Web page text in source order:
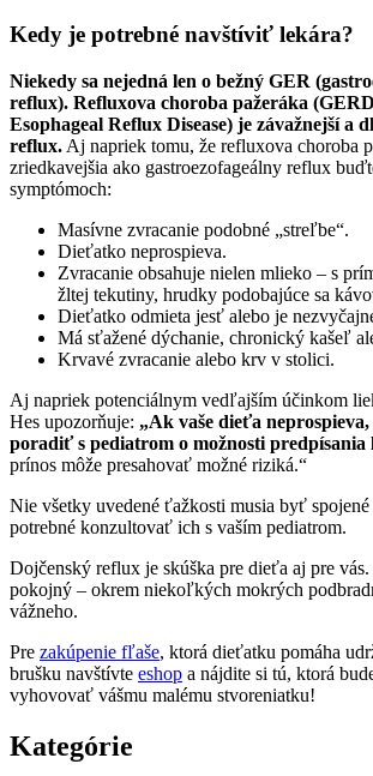
Kedy je potrebné navštíviť lekára?
Niekedy sa nejedná len o bežný GER
reflux). Refluxova choroba pažeráka
Esophageal Reflux Disease) je závažnejší a
reflux. Aj napriek tomu, že refluxova choroba
zriedkavejšia ako gastroezofageálny reflux
symptómoch:
Masívne zvracanie podobné „streľbe“.
Dieťatko neprospieva.
Zvracanie obsahuje nielen mlieko – s
žltej tekutiny, hrudky podobajúce sa
Dieťatko odmieta jesť alebo je
Má sťažené dýchanie, chronický kašeľ
Krvavé zvracanie alebo krv v stolici.
Aj napriek potenciálnym vedľajším účinkom
Hes upozorňuje: „Ak vaše dieťa neprospieva,
poradiť s pediatrom o možnosti predpísania
prínos môže presahovať možné riziká.“
Nie všetky uvedené ťažkosti musia byť
potrebné konzultovať ich s vaším pediatrom.
Dojčenský reflux je skúška pre dieťa aj pre
pokojný – okrem niekoľkých mokrých
vážneho.
Pre zakúpenie fľaše, ktorá dieťatku pomáha
brušku navštívte eshop a nájdite si tú, ktorá
vyhovovať vášmu malému stvoreniatku!
Kategórie